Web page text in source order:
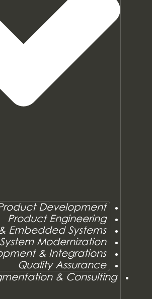
Development
Product Engineering
Embedded Systems
Modernization
& Integrations
Quality Assurance
& Consulting